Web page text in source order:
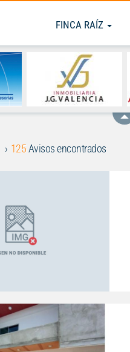
FINCA RAÍZ
125Avisos encontrados